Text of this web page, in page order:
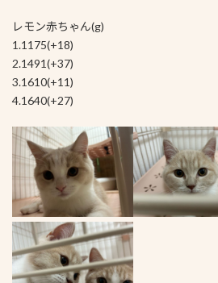
レモン赤ちゃん(g)
1.1175(+18)
2.1491(+37)
3.1610(+11)
4.1640(+27)